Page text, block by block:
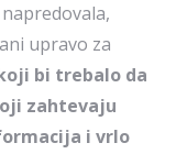
upravo za
bi trebalo da
zahtevaju
i vrlo